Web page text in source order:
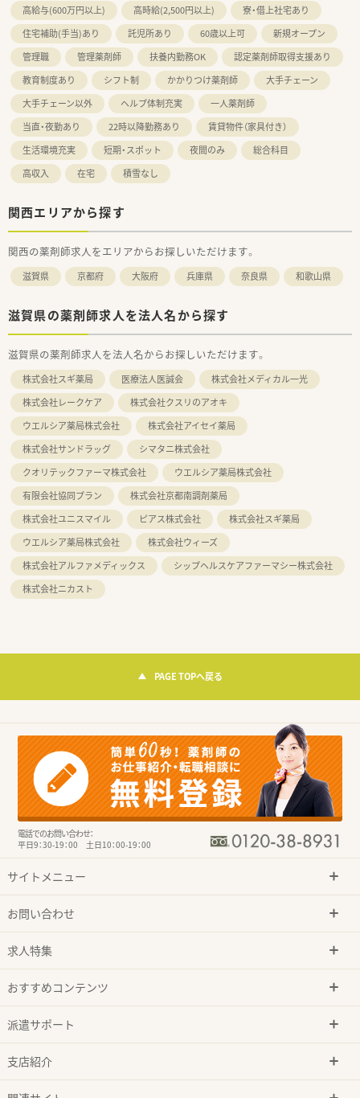
高給与(600万円以上)
高時給(2,500円以上)
寮・借上社宅あり
住宅補助(手当)あり
託児所あり 60歳以上可
新規オープン
管理職
管理薬剤師 扶養内勤務OK
認定薬剤師取得支援あり
教育制度あり
シフト制 かかりつけ薬剤師
大手チェーン
大手チェーン以外
ヘルプ体制充実
一人薬剤師
当直・夜勤あり
22時以降勤務あり
賃貸物件（家具付き）
生活環境充実
短期・スポット 夜間のみ
総合科目
高収入
在宅 積雪なし
関西エリアから探す
関西の薬剤師求人をエリアからお探しいただけます。
滋賀県 京都府 大阪府 兵庫県 奈良県 和歌山県
滋賀県の薬剤師求人を法人名から探す
滋賀県の薬剤師求人を法人名からお探しいただけます。
株式会社スギ薬局 医療法人医誠会
株式会社メディカル一光
株式会社レークケア
株式会社クスリのアオキ
ウエルシア薬局株式会社
株式会社アイセイ薬局
株式会社サンドラッグ
シマタニ株式会社
クオリテックファーマ株式会社
ウエルシア薬局株式会社
有限会社協同プラン
株式会社京都南調剤薬局
株式会社ユニスマイル
ピアス株式会社
株式会社スギ薬局
ウエルシア薬局株式会社
株式会社ウィーズ
株式会社アルファメディックス
シップヘルスケアファーマシー株式会社
株式会社ニカスト
PAGE TOPへ戻る
電話でのお問い合わせ：
平日9：30-19：00 土日10：00-19：00
サイトメニュー
お問い合わせ
求人特集
おすすめコンテンツ
派遣サポート
支店紹介